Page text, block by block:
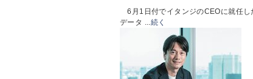
6月1日付でイタンジのCEOに就任し
データ ...続く